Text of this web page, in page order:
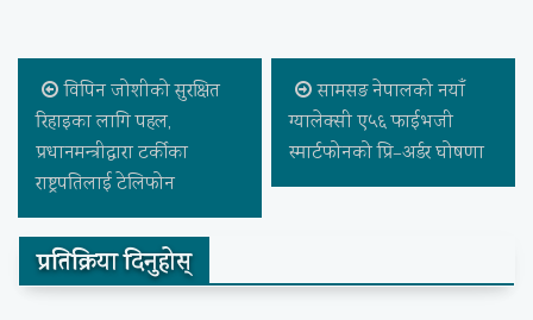
विपिन जोशीको सुरक्षित
रिहाइका लागि पहल,
प्रधानमन्त्रीद्वारा टर्कीका
राष्ट्रपतिलाई टेलिफोन
सामसङ नेपालको नयाँ
ग्यालेक्सी ए५६ फाईभजी
स्मार्टफोनको प्रि–अर्डर घोषणा
प्रतिक्रिया दिनुहोस्